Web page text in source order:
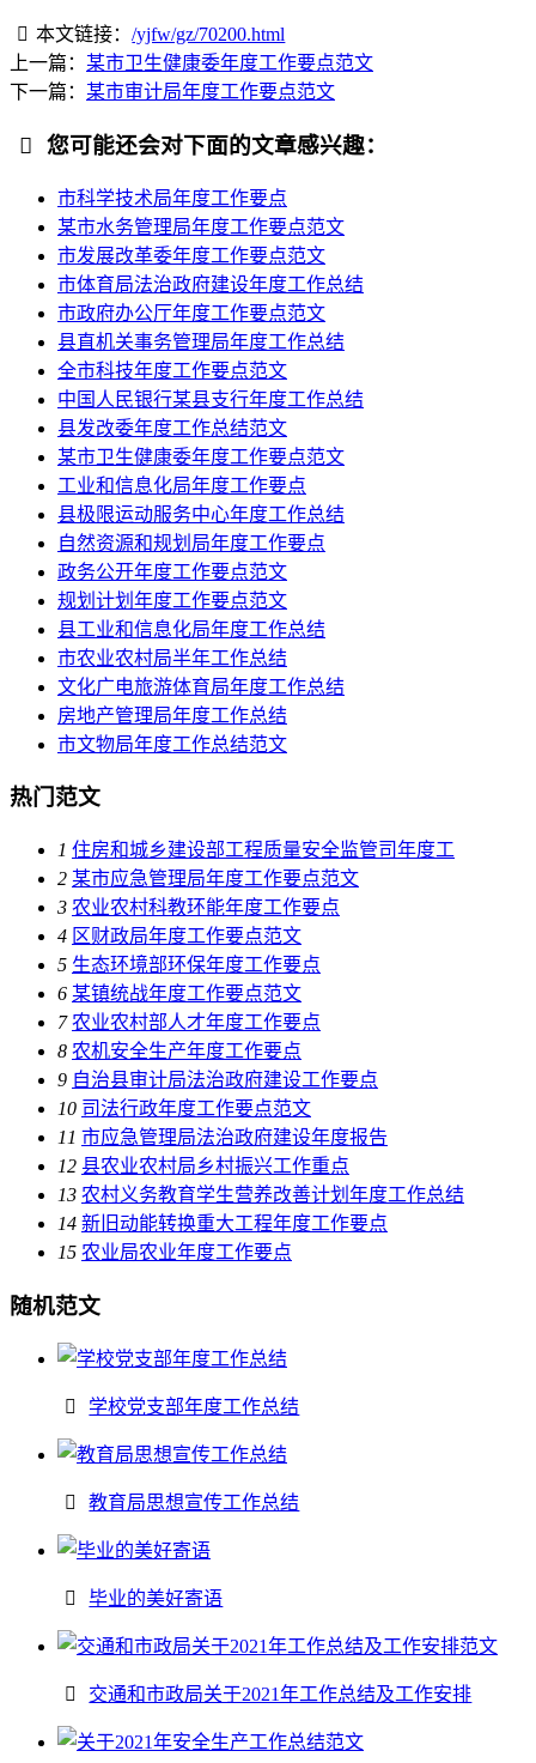
本文链接：/yjfw/gz/70200.html
上一篇： 某市卫生健康委年度工作要点范文
下一篇： 某市审计局年度工作要点范文
您可能还会对下面的文章感兴趣：
市科学技术局年度工作要点
某市水务管理局年度工作要点范文
市发展改革委年度工作要点范文
市体育局法治政府建设年度工作总结
市政府办公厅年度工作要点范文
县直机关事务管理局年度工作总结
全市科技年度工作要点范文
中国人民银行某县支行年度工作总结
县发改委年度工作总结范文
某市卫生健康委年度工作要点范文
工业和信息化局年度工作要点
县极限运动服务中心年度工作总结
自然资源和规划局年度工作要点
政务公开年度工作要点范文
规划计划年度工作要点范文
县工业和信息化局年度工作总结
市农业农村局半年工作总结
文化广电旅游体育局年度工作总结
房地产管理局年度工作总结
市文物局年度工作总结范文
热门范文
1 住房和城乡建设部工程质量安全监管司年度工
2 某市应急管理局年度工作要点范文
3 农业农村科教环能年度工作要点
4 区财政局年度工作要点范文
5 生态环境部环保年度工作要点
6 某镇统战年度工作要点范文
7 农业农村部人才年度工作要点
8 农机安全生产年度工作要点
9 自治县审计局法治政府建设工作要点
10 司法行政年度工作要点范文
11 市应急管理局法治政府建设年度报告
12 县农业农村局乡村振兴工作重点
13 农村义务教育学生营养改善计划年度工作总结
14 新旧动能转换重大工程年度工作要点
15 农业局农业年度工作要点
随机范文
学校党支部年度工作总结
教育局思想宣传工作总结
毕业的美好寄语
交通和市政局关于2021年工作总结及工作安排